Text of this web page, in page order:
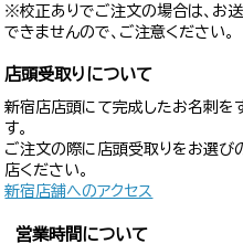
※校正ありでご注文の場合は、お
できませんので、ご注意ください。
店頭受取りについて
新宿店店頭にて完成したお名刺を
す。
ご注文の際に店頭受取りをお選び
店ください。
新宿店舗へのアクセス
営業時間について